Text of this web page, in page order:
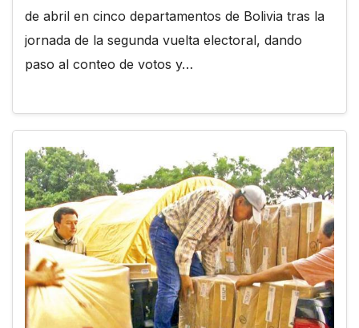
de abril en cinco departamentos de Bolivia tras la
jornada de la segunda vuelta electoral, dando
paso al conteo de votos y…